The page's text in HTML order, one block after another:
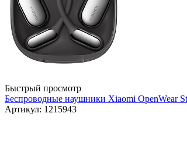
Быстрый просмотр
Беспроводные наушники Xiaomi OpenWear
Артикул: 1215943